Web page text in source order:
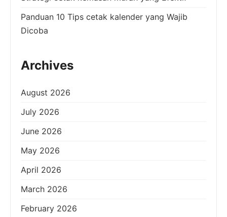
Panduan 10 Tips cetak kalender yang Wajib
Dicoba
Archives
August 2026
July 2026
June 2026
May 2026
April 2026
March 2026
February 2026